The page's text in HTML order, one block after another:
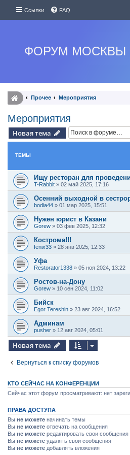
Ссылки FAQ
ФОРУМ МОСКВЫ
Прочее Мероприятия
Мероприятия
Новая тема
ТЕМЫ
Ищу ресторан для
T-Rabbit » 02 май 2025, 17:16
Осенний выходной в
bodia44 » 01 мар 2025, 15:51
Нужен юрист в Казани
Gorew » 03 фев 2025, 12:32
Кострома!!!
fenix33 » 28 янв 2025, 12:33
Уфа
Restorator1338 » 05 ноя 2024, 13:22
Ростов-на-Дону
Gorew » 10 сен 2024, 11:02
Бийск
Egor Tereshin » 23 авг 2024, 16:52
Админам
pusher » 12 авг 2024, 05:01
Новая тема
Вернуться к списку форумов
КТО СЕЙЧАС НА КОНФЕРЕНЦИИ
Сейчас этот форум просматривают: нет
ПРАВА ДОСТУПА
Вы не можете начинать темы
Вы не можете отвечать на сообщения
Вы не можете редактировать свои сообщения
Вы не можете удалять свои сообщения
Вы не можете добавлять вложения